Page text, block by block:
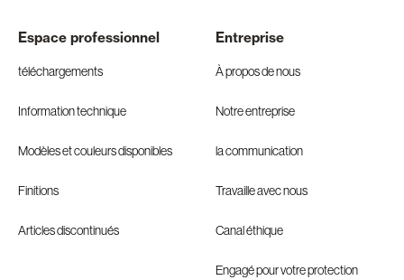
Espace professionnel
téléchargements
Information technique
Modèles et couleurs disponibles
Finitions
Articles discontinués
Entreprise
À propos de nous
Notre entreprise
la communication
Travaille avec nous
Canal éthique
Engagé pour votre protection